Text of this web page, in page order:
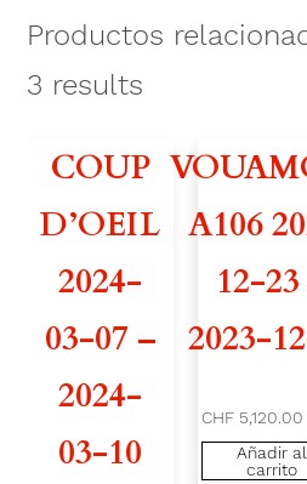
U
A
N
Productos
3 results
COUP
D’OEIL
2024-
03-07 –
2024-
03-10
A106
12-
2023-
CHF 5,120.00
Añadir al
carrito